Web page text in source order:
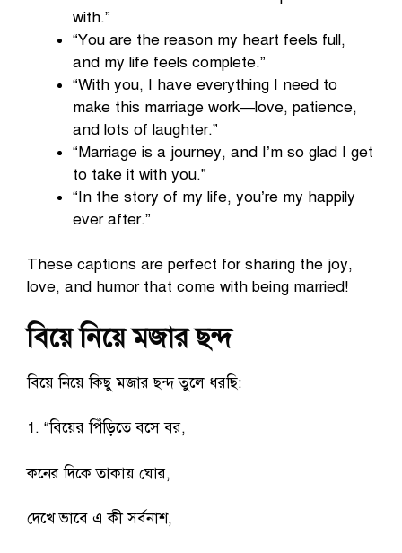
with.”
“You are the reason my heart feels full,
and my life feels complete.”
“With you, I have everything I need to
make this marriage work—love, patience,
and lots of laughter.”
“Marriage is a journey, and I’m so glad I get
to take it with you.”
“In the story of my life, you’re my happily
ever after.”
These captions are perfect for sharing the joy,
love, and humor that come with being married!
বিয়ে নিয়ে মজার ছন্দ
বিয়ে নিয়ে কিছু মজার ছন্দ তুলে ধরছি:
1. “বিয়ের পিঁড়িতে বসে বর,
কনের দিকে তাকায় ঘোর,
দেখে ভাবে এ কী সর্বনাশ,